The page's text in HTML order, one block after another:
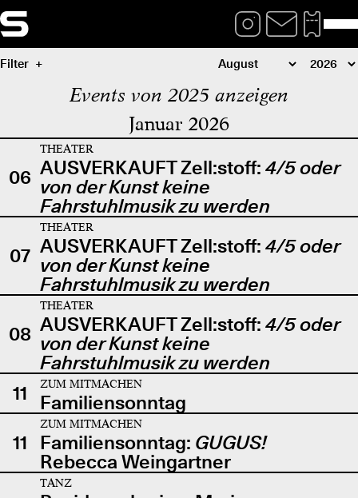
Filter
Events von 2025 anzeigen
Januar 2026
06
THEATER
AUSVERKAUFT Zell:stoff: 4/5 oder
von der Kunst keine
Fahrstuhlmusik zu werden
07
THEATER
AUSVERKAUFT Zell:stoff: 4/5 oder
von der Kunst keine
Fahrstuhlmusik zu werden
08
THEATER
AUSVERKAUFT Zell:stoff: 4/5 oder
von der Kunst keine
Fahrstuhlmusik zu werden
11
ZUM MITMACHEN
Familiensonntag
11
ZUM MITMACHEN
Familiensonntag: GUGUS!
Rebecca Weingartner
TANZ